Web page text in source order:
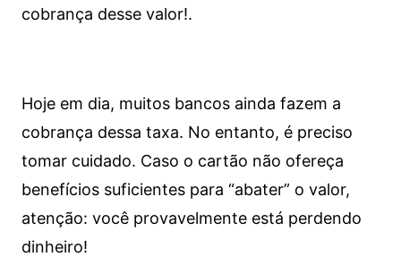
cobrança desse valor!.
Hoje em dia, muitos bancos ainda fazem a
cobrança dessa taxa. No entanto, é preciso
tomar cuidado. Caso o cartão não ofereça
benefícios suficientes para “abater” o valor,
atenção: você provavelmente está perdendo
dinheiro!